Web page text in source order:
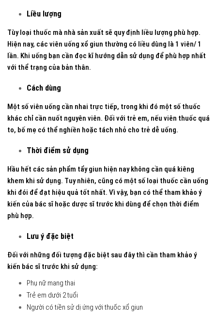
Liều lượng
Tùy loại thuốc mà nhà sản xuất sẽ quy định liều lượng phù hợp.
Hiện nay, các viên uống xổ giun thường có liều dùng là 1 viên/ 1
lần. Khi uống bạn cần đọc kĩ hướng dẫn sử dụng để phù hợp nhất
với thể trạng của bản thân.
Cách dùng
Một số viên uống cần nhai trực tiếp, trong khi đó một số thuốc
khác chỉ cần nuốt nguyên viên. Đối với trẻ em, nếu viên thuốc quá
to, bố mẹ có thể nghiền hoặc tách nhỏ cho trẻ dễ uống.
Thời điểm sử dụng
Hầu hết các sản phẩm tẩy giun hiện nay không cần quá kiêng
khem khi sử dụng. Tuy nhiên, cũng có một số loại thuốc cần uống
khi đói để đạt hiệu quả tốt nhất. Vì vậy, bạn có thể tham khảo ý
kiến của bác sĩ hoặc dược sĩ trước khi dùng để chọn thời điểm
phù hợp.
Lưu ý đặc biệt
Đối với những đối tượng đặc biệt sau đây thì cần tham khảo ý
kiến bác sĩ trước khi sử dụng:
Phụ nữ mang thai
Trẻ em dưới 2 tuổi
Người có tiền sử dị ứng với thuốc xổ giun